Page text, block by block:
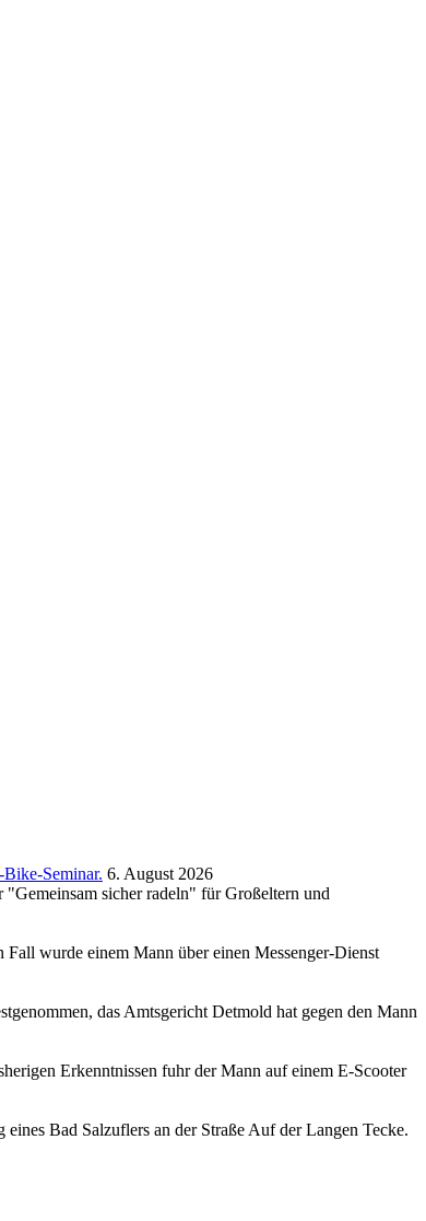
Seminar. 6. August 2026
sicher radeln" für Großeltern und
wurde einem Mann über einen Messenger-Dienst
das Amtsgericht Detmold hat gegen den Mann
Erkenntnissen fuhr der Mann auf einem E-Scooter
Bad Salzuflers an der Straße Auf der Langen Tecke.